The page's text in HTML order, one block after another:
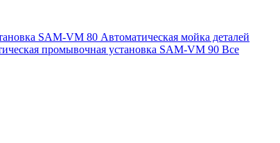
SAM-VM 80 Автоматическая мойка деталей
промывочная установка SAM-VM 90 Все